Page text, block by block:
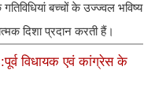
बच्चों के उज्ज्वल भविष्य
दिशा प्रदान करती हैं।
विधायक एवं कांग्रेस के